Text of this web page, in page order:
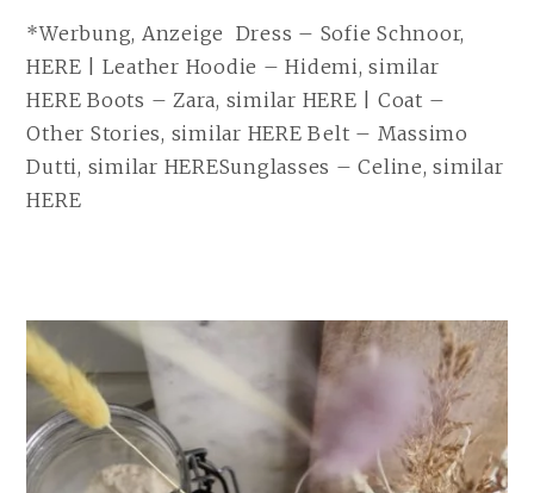
*Werbung, Anzeige Dress – Sofie Schnoor,
HERE | Leather Hoodie – Hidemi, similar
HERE Boots – Zara, similar HERE | Coat –
Other Stories, similar HERE Belt – Massimo
Dutti, similar HERESunglasses – Celine, similar
HERE